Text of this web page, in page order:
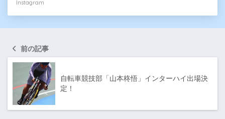
Instagram
前の記事
自転車競技部「山本柊悟」インターハイ出場決
定！